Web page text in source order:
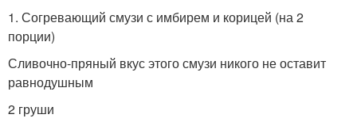
1. Согревающий смузи с имбирем и корицей (на 2
порции)
Сливочно-пряный вкус этого смузи никого не оставит
равнодушным
2 груши